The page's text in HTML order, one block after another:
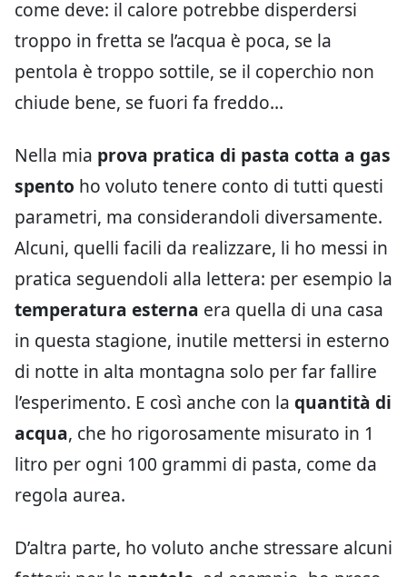
come deve: il calore potrebbe disperdersi
troppo in fretta se l’acqua è poca, se la
pentola è troppo sottile, se il coperchio non
chiude bene, se fuori fa freddo…
Nella mia prova pratica di pasta cotta a gas
spento ho voluto tenere conto di tutti questi
parametri, ma considerandoli diversamente.
Alcuni, quelli facili da realizzare, li ho messi in
pratica seguendoli alla lettera: per esempio la
temperatura esterna era quella di una casa
in questa stagione, inutile mettersi in esterno
di notte in alta montagna solo per far fallire
l’esperimento. E così anche con la quantità di
acqua, che ho rigorosamente misurato in 1
litro per ogni 100 grammi di pasta, come da
regola aurea.
D’altra parte, ho voluto anche stressare alcuni